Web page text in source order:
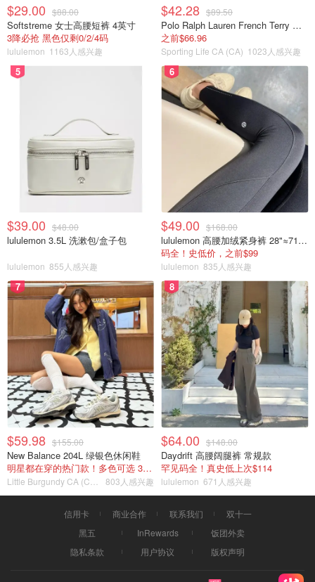
$29.00 $88.00
Softstreme 女士高腰短裤 4英寸
3降必抢 黑色仅剩0/2/4码
lululemon 1163人感兴趣
$42.28 $89.50
Polo Ralph Lauren French Terry 女童连帽卫衣 7-16码
之前$66.96
Sporting Life CA (CA) 1023人感兴趣
5
$39.00 $48.00
lululemon 3.5L 洗漱包/盒子包
lululemon 855人感兴趣
6
$49.00 $168.00
lululemon 高腰加绒紧身裤 28"≈71cm 5个口袋
码全！史低价，之前$99
lululemon 835人感兴趣
7
$59.98 $155.00
New Balance 204L 绿银色休闲鞋
明星都在穿的热门款！多色可选 3.8折
803人感兴趣
8
$64.00 $148.00
Daydrift 高腰阔腿裤 常规款
罕见码全！真史低上次$114
lululemon 671人感兴趣
信用卡 商业合作 联系我们
双十一
黑五
InRewards
饭团外卖
隐私条款
用户协议 版权声明